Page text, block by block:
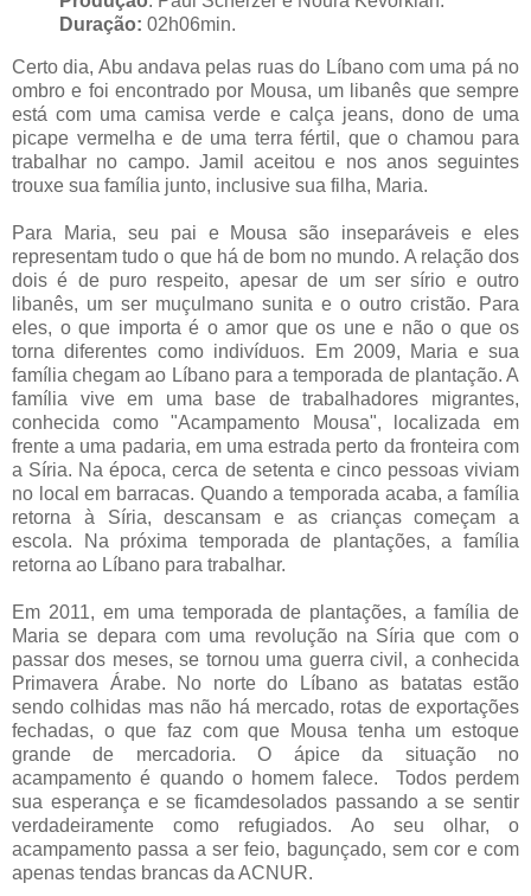
Duração: 02h06min.
Certo dia, Abu andava pelas ruas do Líbano com uma pá no
ombro e foi encontrado por Mousa, um libanês que sempre
está com uma camisa verde e calça jeans, dono de uma
picape vermelha e de uma terra fértil, que o chamou para
trabalhar no campo. Jamil aceitou e nos anos seguintes
trouxe sua família junto, inclusive sua filha, Maria.
Para Maria, seu pai e Mousa são inseparáveis e eles
representam tudo o que há de bom no mundo. A relação dos
dois é de puro respeito, apesar de um ser sírio e outro
libanês, um ser muçulmano sunita e o outro cristão. Para
eles, o que importa é o amor que os une e não o que os
torna diferentes como indivíduos. Em 2009, Maria e sua
família chegam ao Líbano para a temporada de plantação. A
família vive em uma base de trabalhadores migrantes,
conhecida como "Acampamento Mousa", localizada em
frente a uma padaria, em uma estrada perto da fronteira com
a Síria. Na época, cerca de setenta e cinco pessoas viviam
no local em barracas. Quando a temporada acaba, a família
retorna à Síria, descansam e as crianças começam a
escola. Na próxima temporada de plantações, a família
retorna ao Líbano para trabalhar.
Em 2011, em uma temporada de plantações, a família de
Maria se depara com uma revolução na Síria que com o
passar dos meses, se tornou uma guerra civil, a conhecida
Primavera Árabe. No norte do Líbano as batatas estão
sendo colhidas mas não há mercado, rotas de exportações
fechadas, o que faz com que Mousa tenha um estoque
grande de mercadoria. O ápice da situação no
acampamento é quando o homem falece. Todos perdem
sua esperança e se ficamdesolados passando a se sentir
verdadeiramente como refugiados. Ao seu olhar, o
acampamento passa a ser feio, bagunçado, sem cor e com
apenas tendas brancas da ACNUR.